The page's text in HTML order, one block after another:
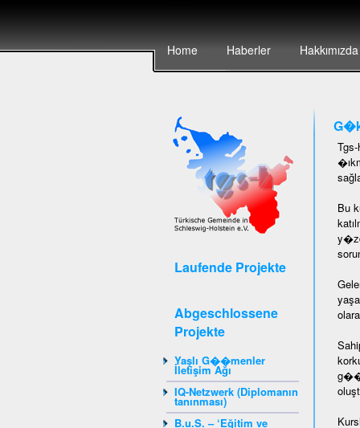
Home Haberler Hakkımızda
Laufende Projekte
Abgeschlossene
Projekte
Yaşlı G��menler
İletişim Ağı
IQ-Netzwerk (Diplomanın
tanınması)
B.u.S. – ‘Eğitim ve
Bu